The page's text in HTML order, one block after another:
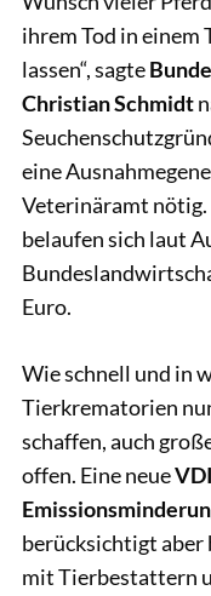
ihrem Tod in
lassen“, sagte
Christian Schmidt
eine
Veterinäramt nötig.
belaufen sich laut
Euro.
Wie schnell und in
Tierkrematorien
schaffen, auch
offen. Eine neue
berücksichtigt aber
mit Tierbestattern